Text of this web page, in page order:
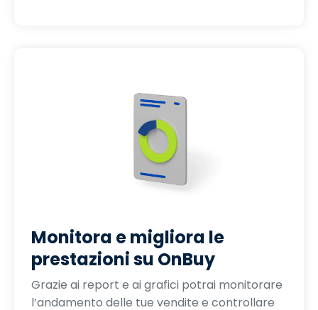
Monitora e migliora le
prestazioni su OnBuy
Grazie ai report e ai grafici potrai monitorare
l’andamento delle tue vendite e controllare